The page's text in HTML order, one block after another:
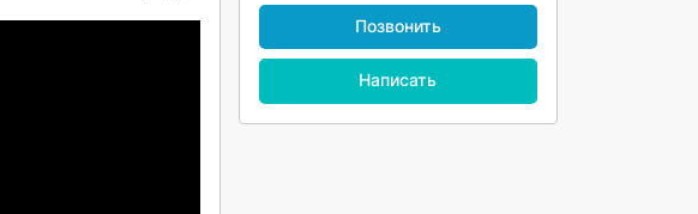
Позвонить
Написать